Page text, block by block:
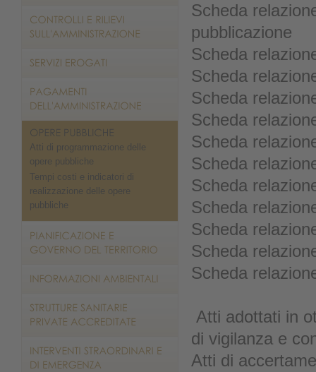
Atti di programmazione delle
opere pubbliche
Tempi costi e indicatori di
realizzazione delle opere
pubbliche
Scheda
pubblicazione
Scheda
Scheda
Scheda
Scheda
Scheda
Scheda
Scheda
Scheda
Scheda
Scheda
Scheda
Atti adottati in
di vigilanza e
Atti di